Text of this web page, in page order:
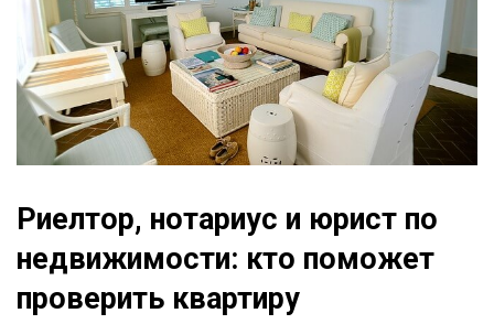
Риелтор, нотариус и юрист по
недвижимости: кто поможет
проверить квартиру